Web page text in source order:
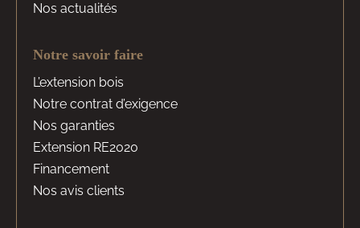
Nos actualités
Notre savoir faire
L’extension bois
Notre contrat d’exigence
Nos garanties
Extension RE2020
Financement
Nos avis clients